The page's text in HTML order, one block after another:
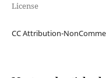
License
CC Attribution-